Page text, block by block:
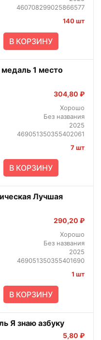
460708299025866577
140 шт
В КОРЗИНУ
1 место
304,80 ₽
Хорошо
Без названия
2025
469051350355402061
7 шт
В КОРЗИНУ
Лучшая
290,20 ₽
Хорошо
Без названия
2025
469051350355401690
1 шт
В КОРЗИНУ
Я знаю азбуку
5,80 ₽